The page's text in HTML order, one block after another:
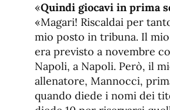
«Quindi giocavi in prima
«Magari! Riscaldai per
mio posto in tribuna. Il
era previsto a novembre
Napoli, a Napoli. Però, il
allenatore, Mannocci,
quando diede i nomi dei